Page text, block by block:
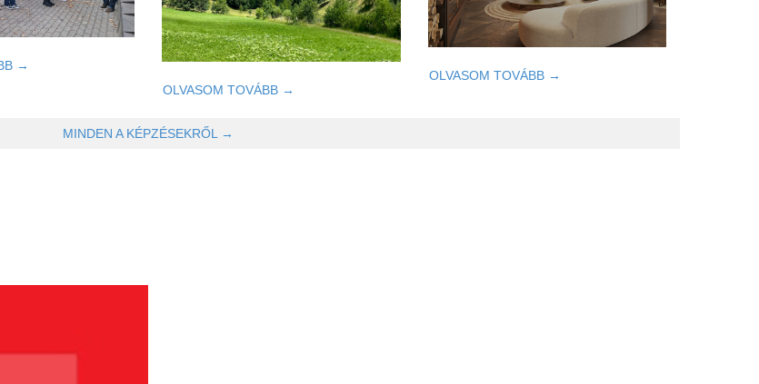
→
OLVASOM TOVÁBB →
OLVASOM TOVÁBB →
MINDEN A KÉPZÉSEKRŐL →